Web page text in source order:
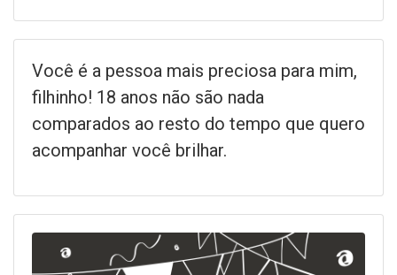
Você é a pessoa mais preciosa para mim,
filhinho! 18 anos não são nada
comparados ao resto do tempo que quero
acompanhar você brilhar.